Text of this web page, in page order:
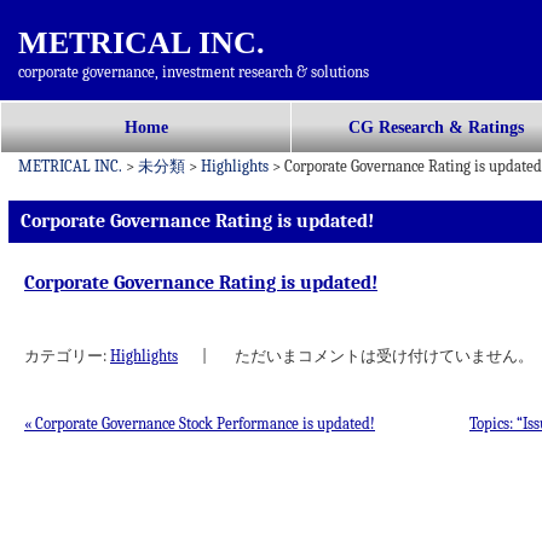
METRICAL INC.
corporate governance, investment research & solutions
メインメニュー
ン
ン
ツ
へ
Home CG Research & Ratings
METRICAL INC. > 未分類 > Highlights > Corporate Governance Rating is
Corporate Governance Rating is updated!
Corporate Governance Rating is updated!
カテゴリー: Highlights ただいまコメントは受け付けていません。
« Corporate Governance Stock Performance is updated! Topics: